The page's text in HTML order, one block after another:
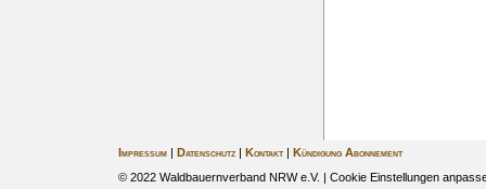
Impressum| Datenschutz| Kontakt|
Kündigung Abonnement
© 2022 Waldbauernverband NRW e.V. | Cookie Einstellungen